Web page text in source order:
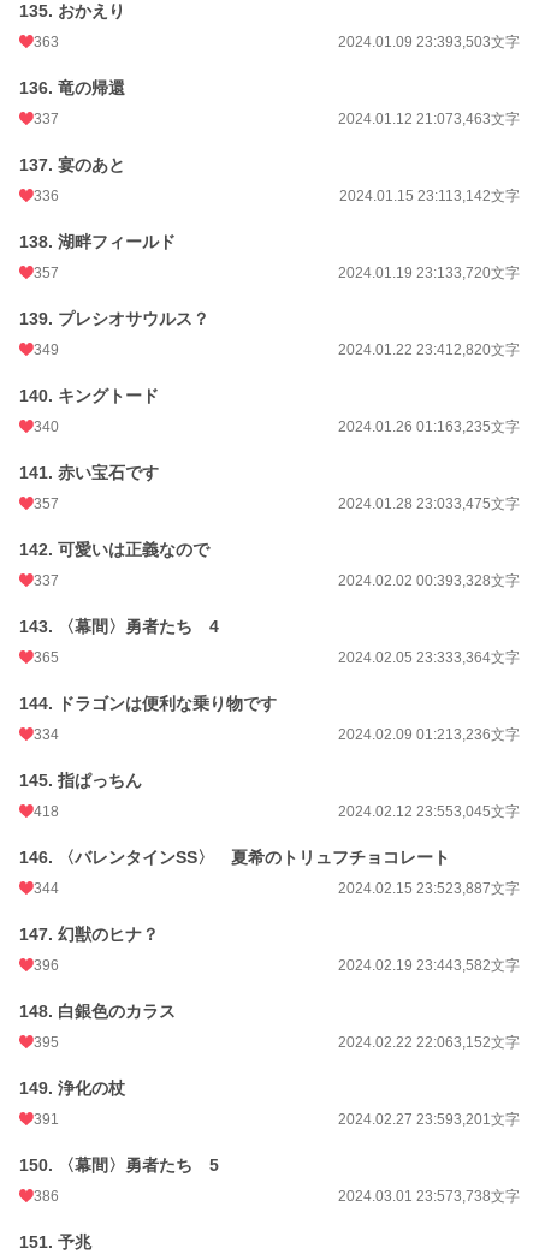
135. おかえり
363 2024.01.09 23:393,503文字
136. 竜の帰還
337 2024.01.12 21:073,463文字
137. 宴のあと
336 2024.01.15 23:113,142文字
138. 湖畔フィールド
357 2024.01.19 23:133,720文字
139. プレシオサウルス？
349 2024.01.22 23:412,820文字
140. キングトード
340 2024.01.26 01:163,235文字
141. 赤い宝石です
357 2024.01.28 23:033,475文字
142. 可愛いは正義なので
337 2024.02.02 00:393,328文字
143. 〈幕間〉勇者たち 4
365 2024.02.05 23:333,364文字
144. ドラゴンは便利な乗り物です
334 2024.02.09 01:213,236文字
145. 指ぱっちん
418 2024.02.12 23:553,045文字
146. 〈バレンタインSS〉 夏希のトリュフチョコレート
344 2024.02.15 23:523,887文字
147. 幻獣のヒナ？
396 2024.02.19 23:443,582文字
148. 白銀色のカラス
395 2024.02.22 22:063,152文字
149. 浄化の杖
391 2024.02.27 23:593,201文字
150. 〈幕間〉勇者たち 5
386 2024.03.01 23:573,738文字
151. 予兆